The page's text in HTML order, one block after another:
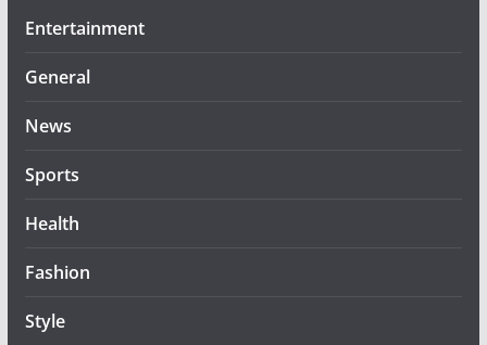
Entertainment
General
News
Sports
Health
Fashion
Style